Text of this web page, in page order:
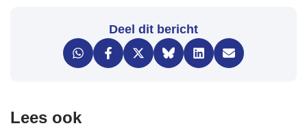
Deel dit bericht
Lees ook